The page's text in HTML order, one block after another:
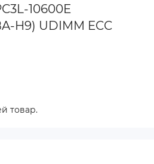
10600E
H9) UDIMM ECC
товар.